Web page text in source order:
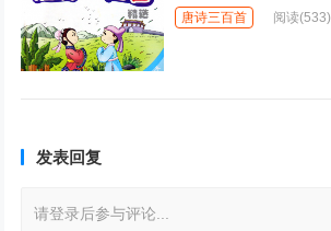
唐诗三百首 阅读(533)
发表回复
请登录后参与评论...